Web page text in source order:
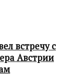
встречу с
Австрии